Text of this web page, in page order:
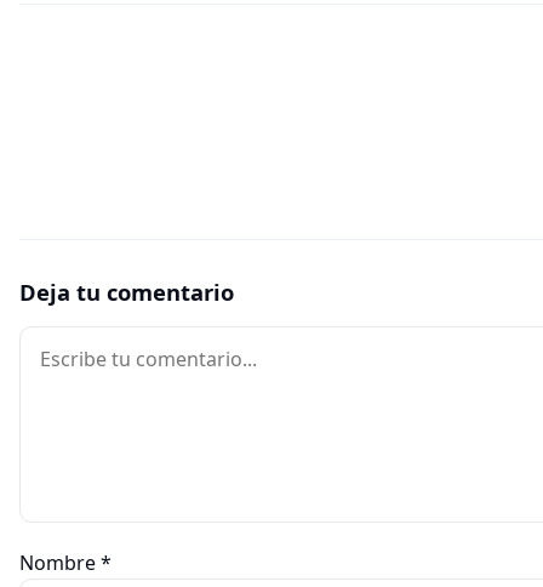
Deja tu comentario
Comentario
Nombre*